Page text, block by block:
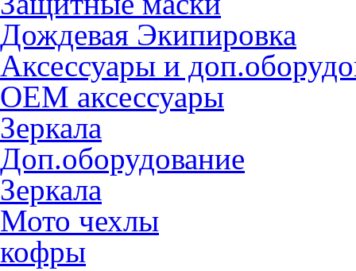
Дождевая Экипировка
Аксессуары и
OEM аксессуары
Зеркала
Доп.оборудование
Зеркала
Мото чехлы
кофры